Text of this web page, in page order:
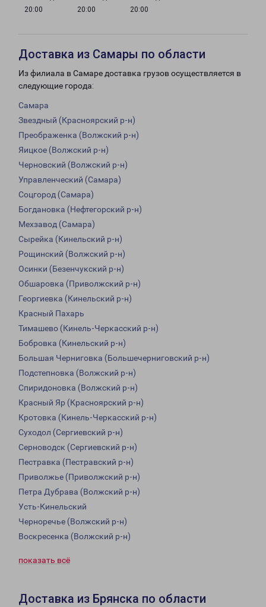
20:00
20:00
20:00
Доставка из Самары по области
Из филиала в Самаре доставка грузов осуществляется в
следующие города:
Самара
Звездный (Красноярский р-н)
Преображенка (Волжский р-н)
Яицкое (Волжский р-н)
Черновский (Волжский р-н)
Управленческий (Самара)
Соцгород (Самара)
Богдановка (Нефтегорский р-н)
Мехзавод (Самара)
Сырейка (Кинельский р-н)
Рощинский (Волжский р-н)
Осинки (Безенчукский р-н)
Обшаровка (Приволжский р-н)
Георгиевка (Кинельский р-н)
Красный Пахарь
Тимашево (Кинель-Черкасский р-н)
Бобровка (Кинельский р-н)
Большая Черниговка (Большечерниговский р-н)
Подстепновка (Волжский р-н)
Спиридоновка (Волжский р-н)
Красный Яр (Красноярский р-н)
Кротовка (Кинель-Черкасский р-н)
Суходол (Сергиевский р-н)
Серноводск (Сергиевский р-н)
Пестравка (Пестравский р-н)
Приволжье (Приволжский р-н)
Петра Дубрава (Волжский р-н)
Усть-Кинельский
Черноречье (Волжский р-н)
Воскресенка (Волжский р-н)
показать всё
Доставка из Брянска по области